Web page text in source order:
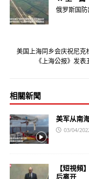
俄罗斯国
美国上海同乡会庆祝尼
《上海公报》发
相關新聞
美军从南
03/04/
【短視頻
后离开